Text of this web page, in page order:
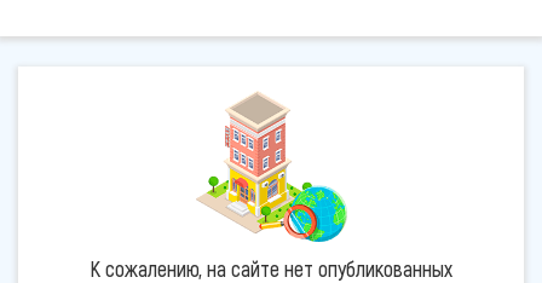
К сожалению, на сайте нет опубликованных